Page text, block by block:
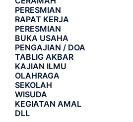
PERESMIAN
RAPAT KERJA
PERESMIAN
BUKA USAHA
PENGAJIAN / DOA
TABLIG AKBAR
KAJIAN ILMU
OLAHRAGA
SEKOLAH
WISUDA
KEGIATAN AMAL
DLL